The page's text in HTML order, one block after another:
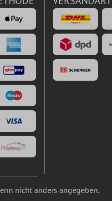
nicht anders angegeben.